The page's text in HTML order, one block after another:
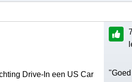
Drive-In een US Car